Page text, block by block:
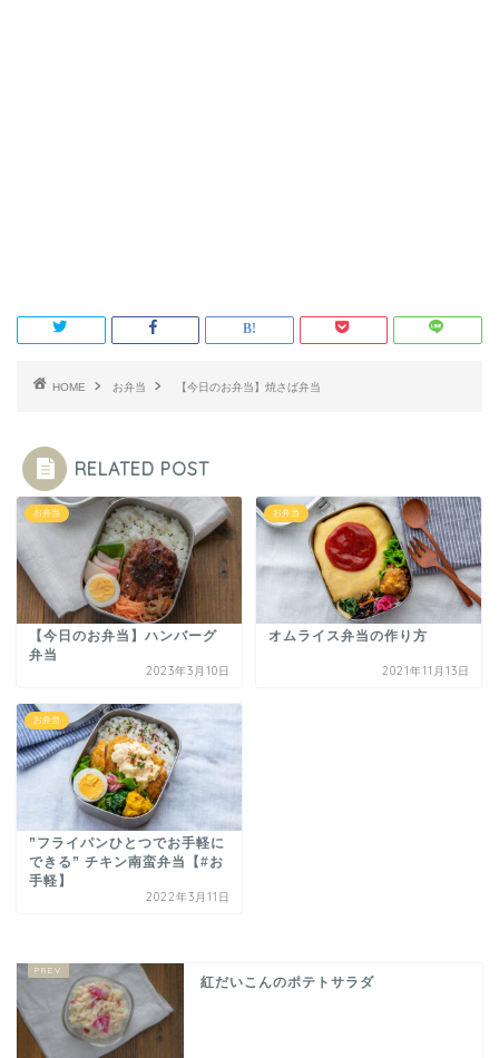
HOME お弁当 【今日のお弁当】焼さば弁当
RELATED POST
お弁当
【今日のお弁当】ハンバーグ
弁当
2023年3月10日
お弁当
オムライス弁当の作り方
2021年11月13日
お弁当
”フライパンひとつでお手軽に
できる” チキン南蛮弁当【#お
手軽】
2022年3月11日
紅だいこんのポテトサラダ